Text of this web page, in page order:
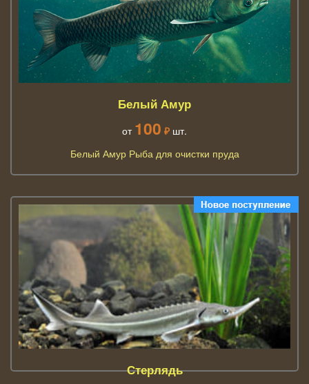
Белый Амур
от 100 ₽ шт.
Белый Амур Рыба для очистки пруда
Стерлядь